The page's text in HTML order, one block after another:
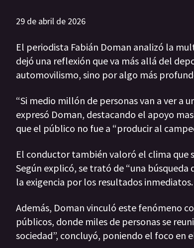
29 de abril de 2026
El periodista Fabián Doman analizó la
dejó una reflexión que va más allá del
automovilismo, sino por algo más
“Si medio millón de personas van a ver a
expresó Doman, destacando el apoyo
que el público no fue a “producir al
El conductor también valoró el clima que
Según explicó, se trató de “una
la exigencia por los resultados inmediatos.
Además, Doman vinculó este fenómeno
públicos, donde miles de personas se
sociedad”, concluyó, poniendo el foco en